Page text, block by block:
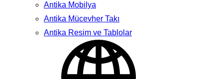
Antika Mobilya
Antika Mücevher Takı
Antika Resim ve Tablolar